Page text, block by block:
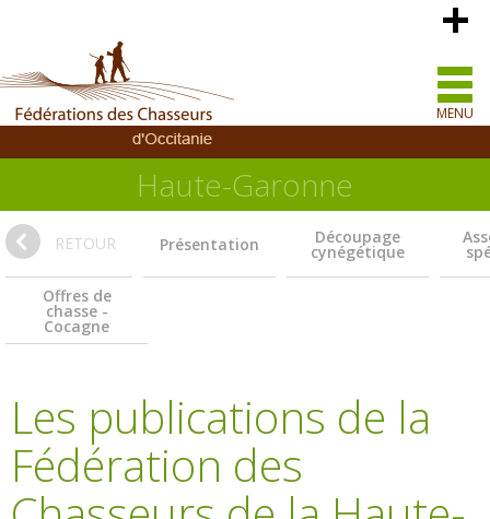
MENU
Haute-Garonne
RETOUR Présentation Découpage
cynégétique
Offres de
chasse -
Cocagne
Les publications de la
Fédération des